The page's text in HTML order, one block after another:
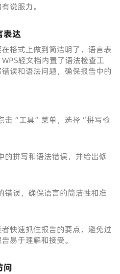
说服力。
表达
格式上做到简洁明了，语言表
轻文档内置了语法检查工
误和语法问题，确保报告中的
击“工具”菜单，选择“拼写检
的拼写和语法错误，并给出修
错误，确保语言的简洁性和准
快速抓住报告的要点，避免过
易于理解和接受。
问